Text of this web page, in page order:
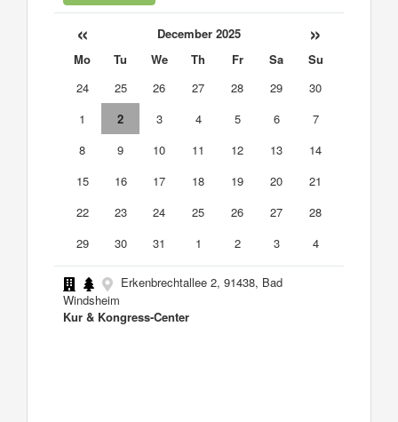
« December 2025 »
Mo Tu We Th Fr Sa
Su
24
25 26 27 28 29
30
1
2 3 4 5 6
7
8
9 10 11 12 13
14
15
16 17 18 19 20
21
22
23 24 25 26 27
28
29
30 31 1 2 3 4
Erkenbrechtallee 2, 91438, Bad
Windsheim
Kur & Kongress-Center